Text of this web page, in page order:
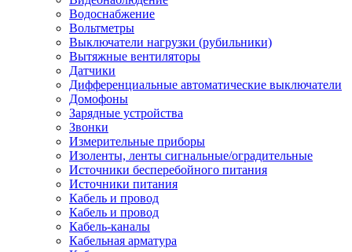
Водоснабжение
Вольтметры
Выключатели нагрузки (рубильники)
Вытяжные вентиляторы
Датчики
Дифференциальные автоматические выключатели
Домофоны
Зарядные устройства
Звонки
Измерительные приборы
Изоленты, ленты сигнальные/оградительные
Источники бесперебойного питания
Источники питания
Кабель и провод
Кабель и провод
Кабель-каналы
Кабельная арматура